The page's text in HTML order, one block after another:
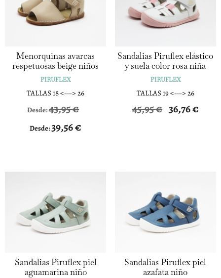
Menorquinas avarcas
respetuosas beige niños
PIRUFLEX
TALLAS 18 <····> 26
Desde:43,95€
Desde:39,56€
Sandalias Piruflex elástico
y suela color rosa niña
PIRUFLEX
TALLAS 19 <····> 26
45,95€
El
precio
36,76€El
Sandalias Piruflex piel
aguamarina niño
Sandalias Piruflex piel
azafata niño